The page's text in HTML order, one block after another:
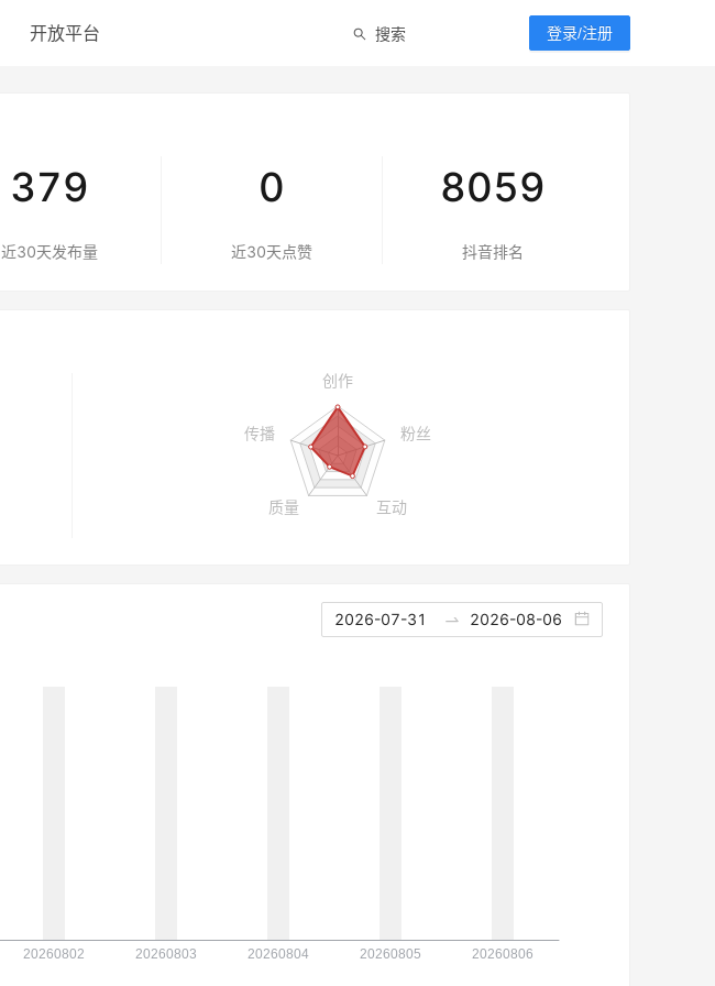
开放平台 搜索 登录/注册
379
近30天发布量
0
近30天点赞
8059
抖音排名
2026-07-31 2026-08-06